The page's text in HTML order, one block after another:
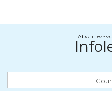
Abonnez-